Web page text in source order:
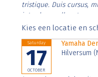
tristique. Duis cursus,
interdum nulla, ut
Aenean faucibus nibh
Kies een locatie en
Saturday
17
OCTOBER
Yamaha
Hilversum